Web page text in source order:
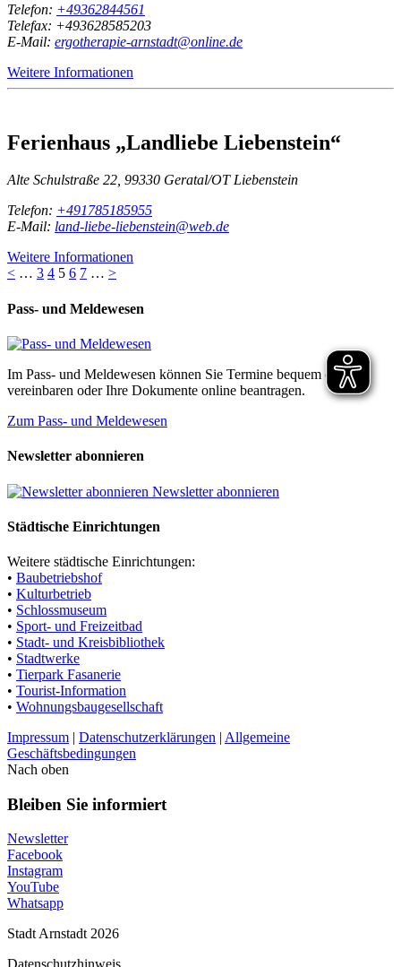
Telefon: +49362844561
Telefax: +493628585203
E-Mail: ergotherapie-arnstadt@online.de
Weitere Informationen
Ferienhaus „Landliebe Liebenstein“
Alte Schulstraße 22, 99330 Geratal/OT Liebenstein
Telefon: +491785185955
E-Mail: land-liebe-liebenstein@web.de
Weitere Informationen
< … 3 4 5 6 7 … >
Pass- und Meldewesen
Im Pass- und Meldewesen können Sie Termine bequem online
vereinbaren oder Ihre Dokumente online beantragen.
Zum Pass- und Meldewesen
Newsletter abonnieren
Newsletter abonnieren
Städtische Einrichtungen
Weitere städtische Einrichtungen:
• Baubetriebshof
• Kulturbetrieb
• Schlossmuseum
• Sport- und Freizeitbad
• Stadt- und Kreisbibliothek
• Stadtwerke
• Tierpark Fasanerie
• Tourist-Information
• Wohnungsbaugesellschaft
Impressum | Datenschutzerklärungen | Allgemeine
Geschäftsbedingungen
Nach oben
Bleiben Sie informiert
Newsletter
Facebook
Instagram
YouTube
Whatsapp
Stadt Arnstadt 2026